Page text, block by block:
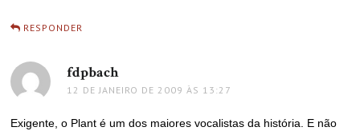
RESPONDER
fdpbachdisse:
12 DE JANEIRO DE 2009 ÀS 13:27
Exigente, o Plant é um dos maiores vocalistas da história. E não